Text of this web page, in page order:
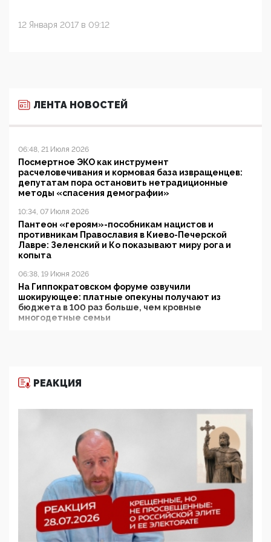
12 Января 2017 в 09:12
ЛЕНТА НОВОСТЕЙ
06:48, 21 Июля 2026
Посмертное ЭКО как инструмент
расчеловечивания и кормовая база извращенцев:
депутатам пора остановить нетрадиционные
методы «спасения демографии»
10:34, 07 Июля 2026
Пантеон «героям»-пособникам нацистов и
противникам Православия в Киево-Печерской
Лавре: Зеленский и Ко показывают миру рога и
копыта
06:38, 19 Июня 2026
На Гиппократовском форуме озвучили
шокирующее: платные опекуны получают из
бюджета в 100 раз больше, чем кровные
многодетные семьи
11:53, 09 Июня 2026
деятельность ИИТО ЮНЕСКО в России, но
цифроглобалисты продолжают определять
повестку в образовании
09:43, 01 Июня 2026
5G за счет здоровья граждан: Минцифры намерено
отобрать у регионов и муниципалитетов право
защищать жилые дома и социальные объекты от
05:58, 26 Мая 2026
Роскомнадзор освободили от борца с
деструктивным и опасным контентом
РЕАКЦИЯ